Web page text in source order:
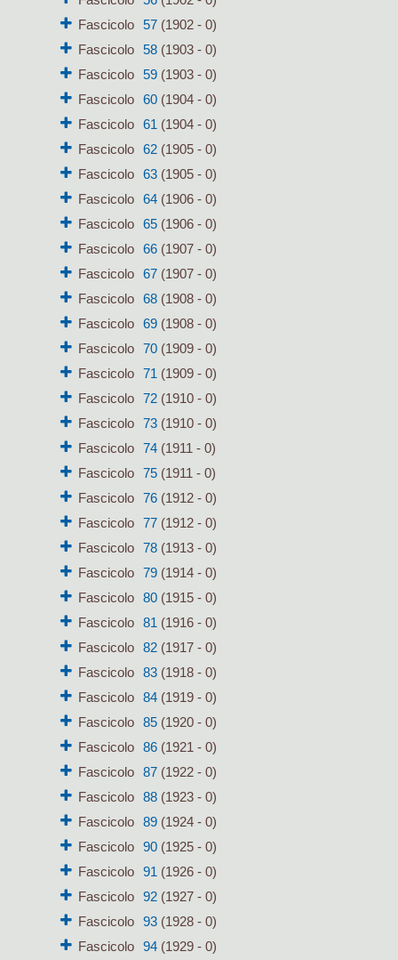
Fascicolo
57(1902 - 0)
Fascicolo
58(1903 - 0)
Fascicolo
59(1903 - 0)
Fascicolo
60(1904 - 0)
Fascicolo
61 (1904 - 0)
Fascicolo
62(1905 - 0)
Fascicolo
63(1905 - 0)
Fascicolo
64(1906 - 0)
Fascicolo
65(1906 - 0)
Fascicolo
66(1907 - 0)
Fascicolo
67(1907 - 0)
Fascicolo
68(1908 - 0)
Fascicolo
69(1908 - 0)
Fascicolo
70(1909 - 0)
Fascicolo
71 (1909 - 0)
Fascicolo
72(1910 - 0)
Fascicolo
73(1910 - 0)
Fascicolo
74(1911 - 0)
Fascicolo
75(1911 - 0)
Fascicolo
76(1912 - 0)
Fascicolo
77(1912 - 0)
Fascicolo
78(1913 - 0)
Fascicolo
79(1914 - 0)
Fascicolo
80(1915 - 0)
Fascicolo
81 (1916 - 0)
Fascicolo
82(1917 - 0)
Fascicolo
83(1918 - 0)
Fascicolo
84(1919 - 0)
Fascicolo
85(1920 - 0)
Fascicolo
86(1921 - 0)
Fascicolo
87(1922 - 0)
Fascicolo
88(1923 - 0)
Fascicolo
89(1924 - 0)
Fascicolo
90(1925 - 0)
Fascicolo
91 (1926 - 0)
Fascicolo
92(1927 - 0)
Fascicolo
93(1928 - 0)
Fascicolo
94(1929 - 0)